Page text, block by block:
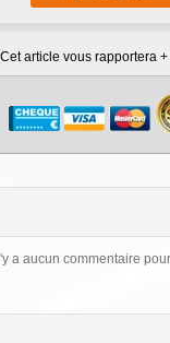
Cet article vous rapportera +
a aucun commentaire